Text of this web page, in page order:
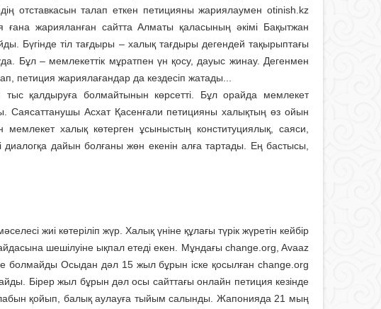
отставкасын талап еткен петицияны жариялаумен otinish.kz
жарияланған сайтта Алматы қаласының әкімі Бақытжан
Бүгінде тіл тағдыры – халық тағдыры дегендей тақырыптағы
Бұл – мемлекеттік мұратпен үн қосу, дауыс жинау. Дегенмен
петиция жариялағандар да кездесіп жатады...
тыс қалдыруға болмайтынын көрсетті. Бұл орайда мемлекет
Саясаттанушы Асхат Қасенғали петицияны халықтың өз ойын
мемлекет халық көтерген ұсыныстың конституциялық, саяси,
дайын болғаны жөн екенін алға тартады. Ең бастысы,
жиі көтеріліп жүр. Халық үніне құлағы түрік жүретін кейбір
шешілуіне ықпал етеді екен. Мұндағы change.org, Avaaz
болмайды Осыдан дәл 15 жыл бұрын іске қосылған change.org
Бірер жыл бұрын дәл осы сайттағы онлайн петиция кезінде
қойып, балық аулауға тыйым салынды. Жапонияда 21 мың